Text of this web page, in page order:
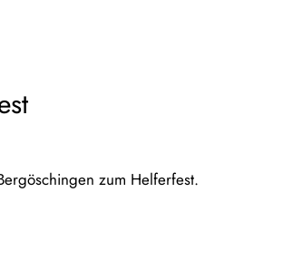
zum Helferfest.